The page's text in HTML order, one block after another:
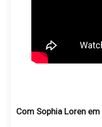
Com Sophia Loren